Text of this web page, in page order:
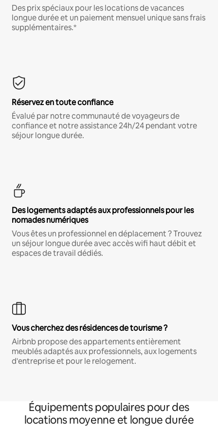
Des prix spéciaux pour les locations de vacances
longue durée et un paiement mensuel unique sans frais
supplémentaires.*
Réservez en toute confiance
Évalué par notre communauté de voyageurs de
confiance et notre assistance 24h/24 pendant votre
séjour longue durée.
Des logements adaptés aux professionnels pour les
nomades numériques
Vous êtes un professionnel en déplacement ? Trouvez
un séjour longue durée avec accès wifi haut débit et
espaces de travail dédiés.
Vous cherchez des résidences de tourisme ?
Airbnb propose des appartements entièrement
meublés adaptés aux professionnels, aux logements
d'entreprise et pour le relogement.
Équipements populaires pour des
locations moyenne et longue durée